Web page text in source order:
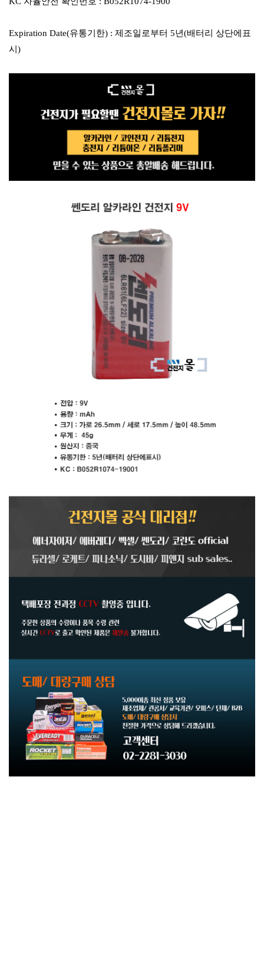
Expiration Date(유통기한) : 제조일로부터 5년(배터리 상단에표
시)